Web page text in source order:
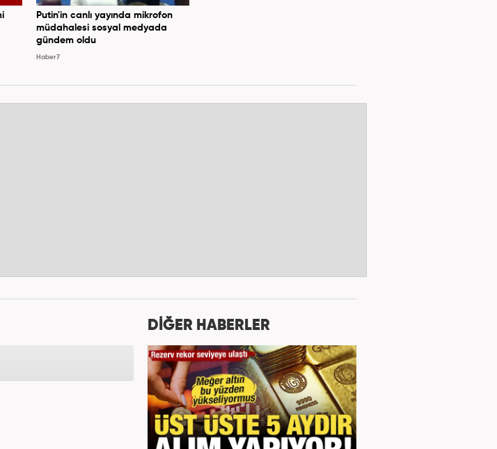
Putin'in canlı yayında mikrofon
müdahalesi sosyal medyada
gündem oldu
Haber7
DİĞER HABERLER